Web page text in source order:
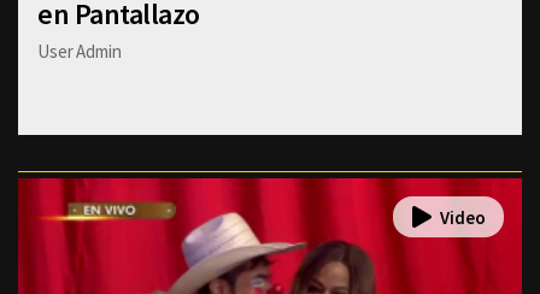
en Pantallazo
User Admin